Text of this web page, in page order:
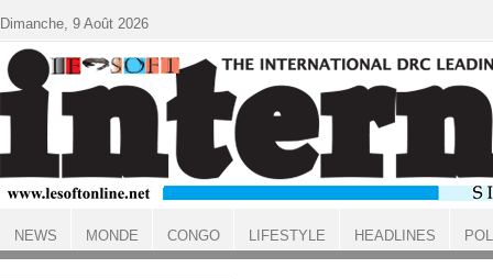
ACCUEIL
Dimanche, 9 Août 2026
NEWS MONDE CONGO LIFESTYLE HEADLINES